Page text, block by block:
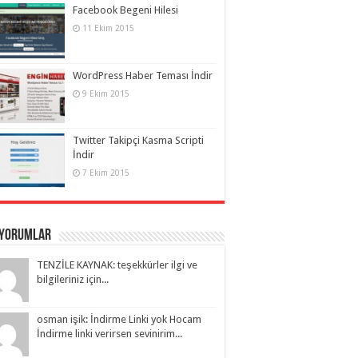
Facebook Begeni Hilesi
11 Ekim 2015
WordPress Haber Teması İndir
9 Ekim 2015
Twitter Takipçi Kasma Scripti
İndir
7 Ekim 2015
TENZİLE KAYNAK: teşekkürler ilgi ve
bilgileriniz için...
osman işik: İndirme Linki yok Hocam
İndirme linki verirsen sevinirim...